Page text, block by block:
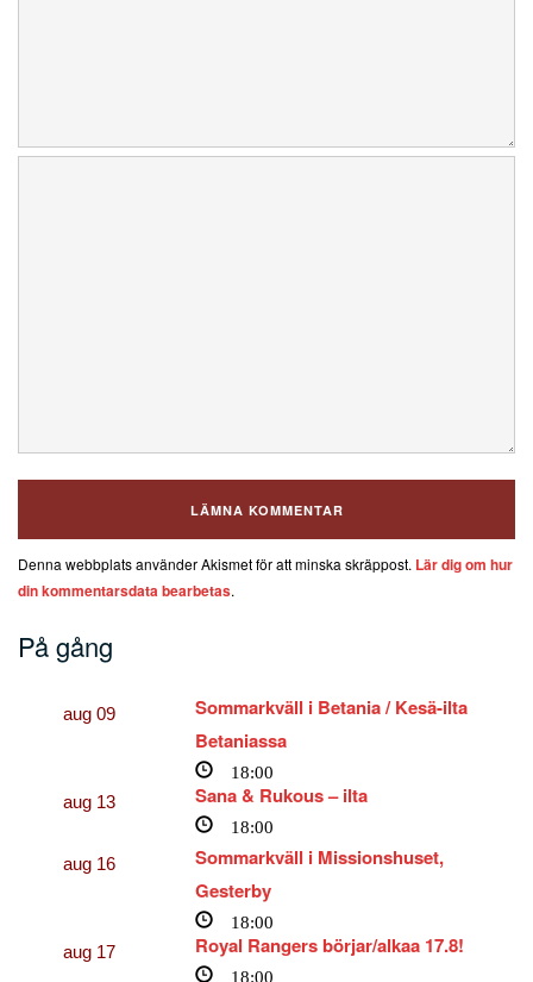
Denna webbplats använder Akismet för att minska skräppost. Lär dig om hur
din kommentarsdata bearbetas.
På gång
aug 09
Sommarkväll i Betania / Kesä-ilta
Betaniassa
18:00
aug 13 Sana & Rukous – ilta
18:00
aug 16
Sommarkväll i Missionshuset,
Gesterby
18:00
aug 17 Royal Rangers börjar/alkaa 17.8!
18:00